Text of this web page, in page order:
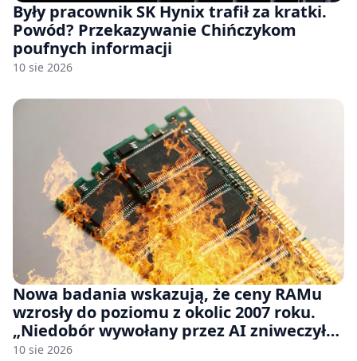
Były pracownik SK Hynix trafił za kratki.
Powód? Przekazywanie Chińczykom
poufnych informacji
10 sie 2026
Nowa badania wskazują, że ceny RAMu
wzrosły do poziomu z okolic 2007 roku.
„Niedobór wywołany przez AI zniweczył
20 lat postępów w ciągu zaledwie kilku
10 sie 2026